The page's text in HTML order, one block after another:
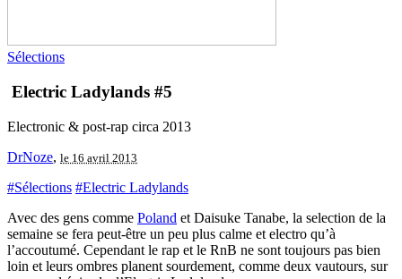
Sélections
Electric Ladylands #5
Electronic & post-rap circa 2013
DrNoze, le 16 avril 2013
#Sélections #Electric Ladylands
Avec des gens comme Poland et Daisuke Tanabe, la selection de la
semaine se fera peut-être un peu plus calme et electro qu’à
l’accoutumé. Cependant le rap et le RnB ne sont toujours pas bien
loin et leurs ombres planent sourdement, comme deux vautours, sur